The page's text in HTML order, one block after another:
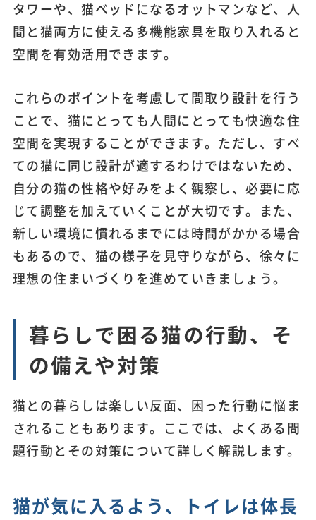
タワーや、猫ベッドになるオットマンなど、人
間と猫両方に使える多機能家具を取り入れると
空間を有効活用できます。
これらのポイントを考慮して間取り設計を行う
ことで、猫にとっても人間にとっても快適な住
空間を実現することができます。ただし、すべ
ての猫に同じ設計が適するわけではないため、
自分の猫の性格や好みをよく観察し、必要に応
じて調整を加えていくことが大切です。また、
新しい環境に慣れるまでには時間がかかる場合
もあるので、猫の様子を見守りながら、徐々に
理想の住まいづくりを進めていきましょう。
暮らしで困る猫の行動、そ
の備えや対策
猫との暮らしは楽しい反面、困った行動に悩ま
されることもあります。ここでは、よくある問
題行動とその対策について詳しく解説します。
猫が気に入るよう、トイレは体長